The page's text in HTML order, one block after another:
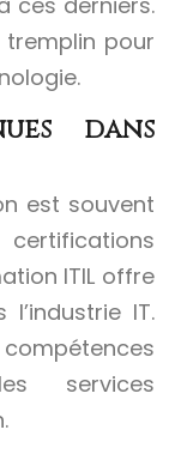
pour
dans
est souvent
ITIL offre
IT.
services